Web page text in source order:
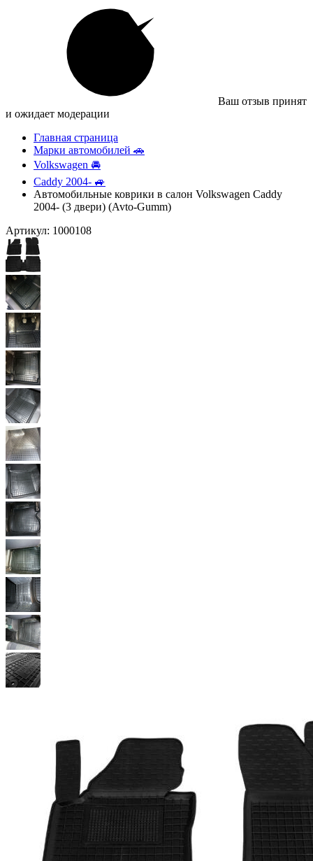
Ваш отзыв принят
и ожидает модерации
Главная страница
Марки автомобилей 🚗
Volkswagen 🚘
Caddy 2004- 🚙
Автомобильные коврики в салон Volkswagen Caddy
2004- (3 двери) (Avto-Gumm)
Артикул: 1000108